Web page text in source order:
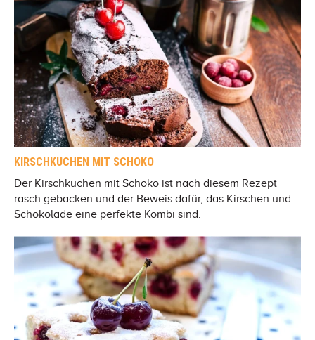
KIRSCHKUCHEN MIT SCHOKO
Der Kirschkuchen mit Schoko ist nach diesem Rezept
rasch gebacken und der Beweis dafür, das Kirschen und
Schokolade eine perfekte Kombi sind.